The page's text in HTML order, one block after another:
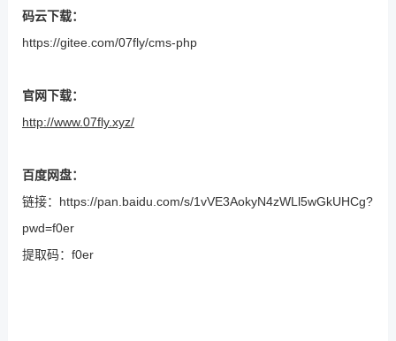
码云下载：
https://gitee.com/07fly/cms-php
官网下载：
http://www.07fly.xyz/
百度网盘：
链接： https://pan.baidu.com/s/1vVE3AokyN4zWLl5wGkUHCg?
pwd=f0er
提取码： f0er